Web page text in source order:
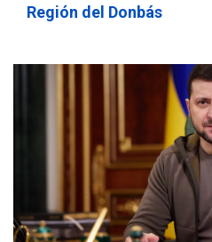
Región del Donbás